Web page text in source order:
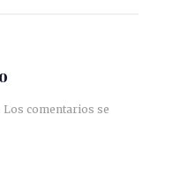
Los comentarios se